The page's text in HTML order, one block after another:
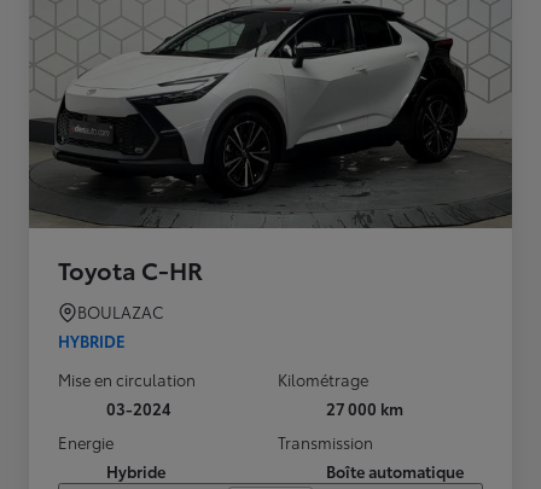
Toyota C-HR
BOULAZAC
HYBRIDE
Mise en circulation
03-2024
Kilométrage
27 000 km
Energie
Hybride
Transmission
Boîte automatique